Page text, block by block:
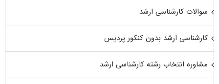
سوالات کارشناسی ارشد
کارشناسی ارشد بدون کنکور پردیس
مشاوره انتخاب رشته کارشناسی ارشد